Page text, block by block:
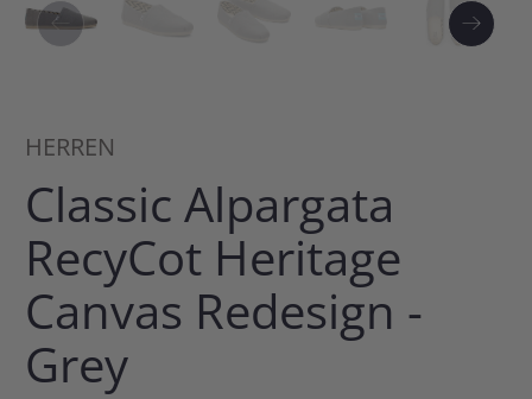
HERREN
Classic Alpargata
RecyCot Heritage
Canvas Redesign -
Grey